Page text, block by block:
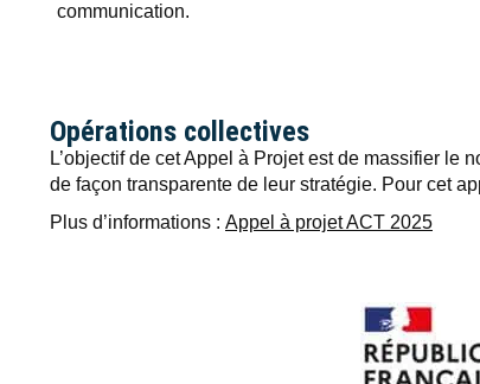
communication.
Opérations collectives
L’objectif de cet Appel à Projet est de massifier le
de façon transparente de leur stratégie. Pour cet
Plus d’informations : Appel à projet ACT 2025